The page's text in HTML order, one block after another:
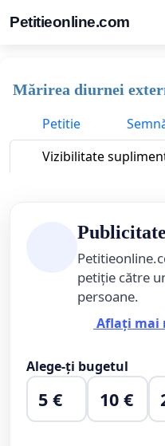
Petitieonline.com
Mărirea diurnei
Petitie
Vizibilitate
petiție către
persoane.
Aflați mai
Alege-ți bugetul
5 € 10 €